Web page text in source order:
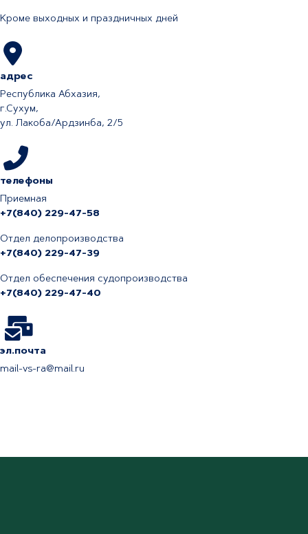
Кроме выходных и праздничных дней
адрес
Республика Абхазия,
г.Сухум,
ул. Лакоба/Ардзинба, 2/5
телефоны
Приемная
+7(840) 229-47-58
Отдел делопроизводства
+7(840) 229-47-39
Отдел обеспечения судопроизводства
+7(840) 229-47-40
эл.почта
mail-vs-ra@mail.ru